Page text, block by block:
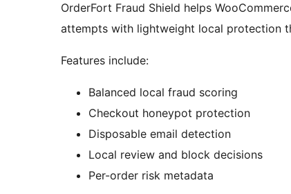
OrderFort Fraud Shield helps
attempts with lightweight local protection
Features include:
Balanced local fraud scoring
Checkout honeypot protection
Disposable email detection
Local review and block decisions
Per-order risk metadata